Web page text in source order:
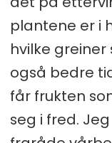
plantene er i
hvilke
også bedre
får frukten
seg i fred.